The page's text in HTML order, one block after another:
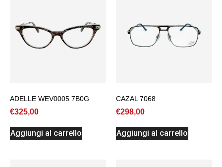
ADELLE WEV0005 7B0G
€325,00
Aggiungi al carrello
CAZAL 7068
€298,00
Aggiungi al carrello